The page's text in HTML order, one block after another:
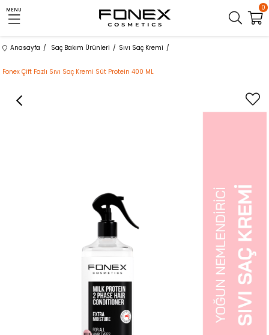
MENU 0
Anasayfa Saç Bakım Ürünleri Sıvı Saç Kremi
Fonex Çift Fazlı Sıvı Saç Kremi Süt Protein 400 ML